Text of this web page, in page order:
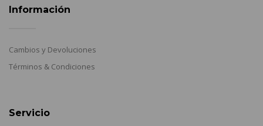
Información
Cambios y Devoluciones
Términos & Condiciones
Servicio